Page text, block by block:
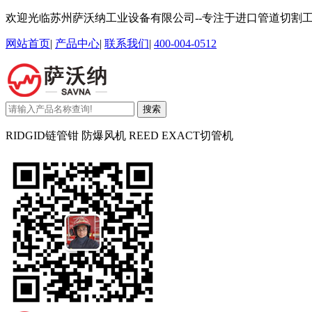
欢迎光临苏州萨沃纳工业设备有限公司--专注于进口管道切割
网站首页| 产品中心| 联系我们| 400-004-0512
搜索
RIDGID链管钳 防爆风机 REED EXACT切管机